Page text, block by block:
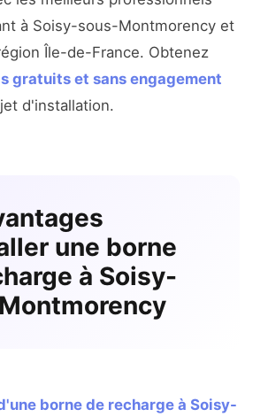
à Soisy-sous-Montmorency et
Île-de-France. Obtenez
gratuits et sans engagement
d'installation.
une borne
à Soisy-
borne de recharge à Soisy-